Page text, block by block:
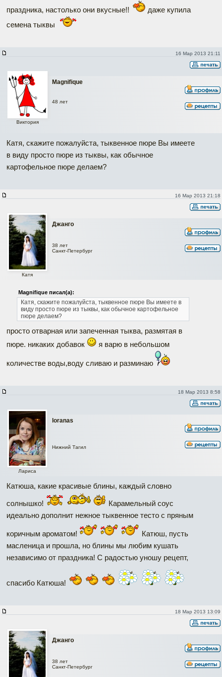
праздника, настолько они вкусные!!
даже купила
семена тыквы
16 Мар 2013 21:11
Magnifique
Виктория
48 лет
Катя, скажите пожалуйста, тыквенное пюре Вы имеете
в виду просто пюре из тыквы, как обычное
картофельное пюре делаем?
16 Мар 2013 21:18
Джанго
Катя
38 лет
Санкт-Петербург
Magnifique писал(а):
Катя, скажите пожалуйста, тыквенное пюре Вы имеете в
виду просто пюре из тыквы, как обычное картофельное
пюре делаем?
просто отварная или запеченная тыква, размятая в
пюре. никаких добавок
я варю в небольшом
количестве воды,воду сливаю и разминаю
18 Мар 2013 8:58
loranas
Лариса
Нижний Тагил
Катюша, какие красивые блины, каждый словно
солнышко!
Карамельный соус
идеально дополнит нежное тыквенное тесто с пряным
коричным ароматом!
Катюш, пусть
масленица и прошла, но блины мы любим кушать
независимо от праздника! С радостью уношу рецепт,
спасибо Катюша!
18 Мар 2013 13:09
Джанго
38 лет
Санкт-Петербург